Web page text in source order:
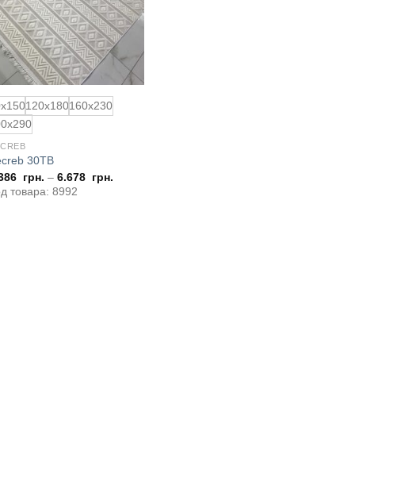
120x180160x230
30TB
грн. –6.678 грн.
товара: 8992